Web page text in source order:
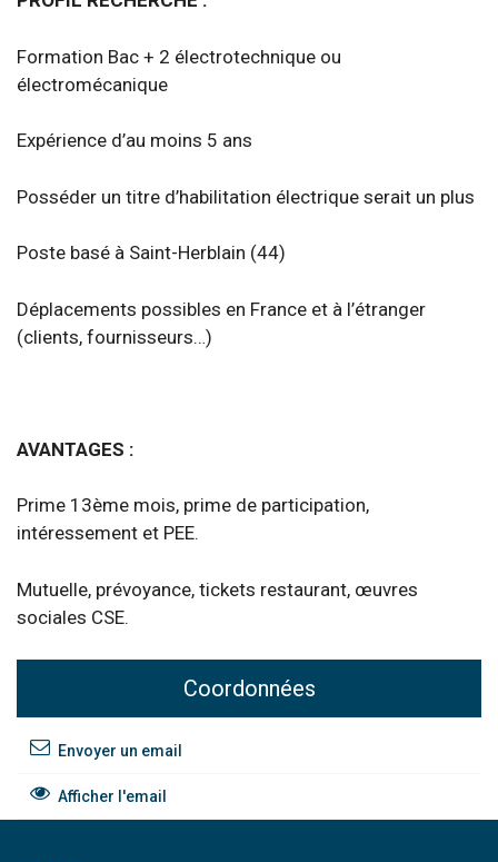
Formation Bac + 2 électrotechnique ou
électromécanique
Expérience d’au moins 5 ans
Posséder un titre d’habilitation électrique serait un plus
Poste basé à Saint-Herblain (44)
Déplacements possibles en France et à l’étranger
(clients, fournisseurs…)
AVANTAGES :
Prime 13ème mois, prime de participation,
intéressement et PEE.
Mutuelle, prévoyance, tickets restaurant, œuvres
sociales CSE.
Coordonnées
Envoyer un email
Afficher l'email